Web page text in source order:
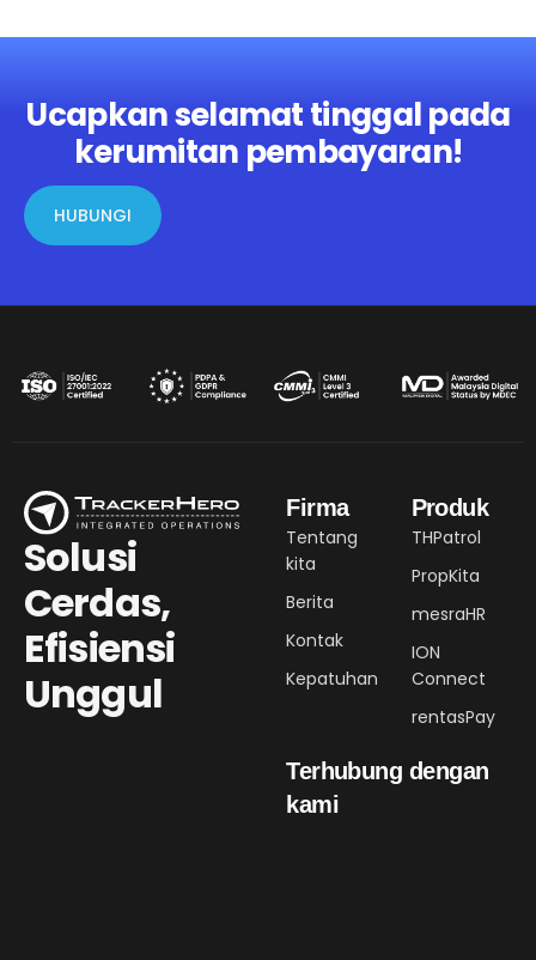
Ucapkan selamat tinggal pada
kerumitan pembayaran!
HUBUNGI
Solusi
Cerdas,
Efisiensi
Unggul
Firma
Tentang
kita
Berita
Kontak
Kepatuhan
Produk
THPatrol
PropKita
mesraHR
ION
Connect
rentasPay
Terhubung dengan
kami